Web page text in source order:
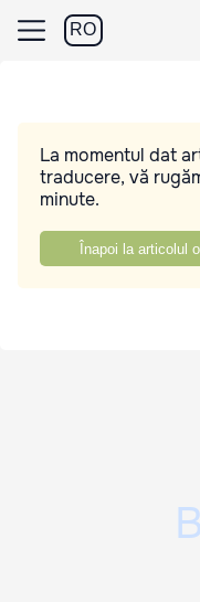
RO
La momentul dat
traducere, vă
minute.
Înapoi la articolul